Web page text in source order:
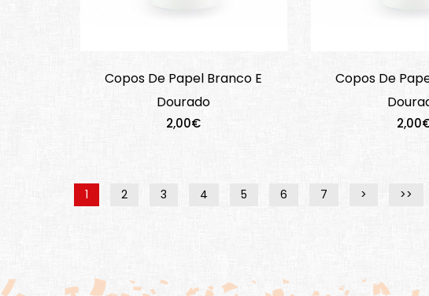
Copos De Papel Branco E
Dourado
2,00€
Copos De
1 2 3 4 5 6 7 > >>